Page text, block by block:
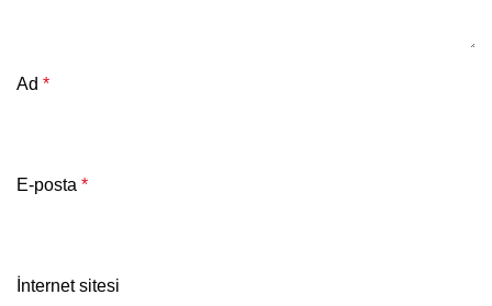
Ad *
E-posta *
İnternet sitesi